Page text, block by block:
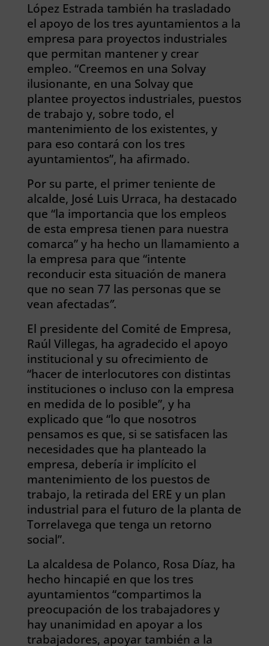
López Estrada también ha trasladado
el apoyo de los tres ayuntamientos a la
empresa para proyectos industriales
que permitan mantener y crear
empleo. “Creemos en una Solvay
ilusionante, en una Solvay que
plantee proyectos industriales, puestos
de trabajo y, sobre todo, el
mantenimiento de los existentes, y
para eso contará con los tres
ayuntamientos”, ha afirmado.
Por su parte, el primer teniente de
alcalde, José Luis Urraca, ha destacado
que “la importancia que los empleos
de esta empresa tienen para nuestra
comarca” y ha hecho un llamamiento a
la empresa para que “intente
reconducir esta situación de manera
que no sean 77 las personas que se
vean afectadas”.
El presidente del Comité de Empresa,
Raúl Villegas, ha agradecido el apoyo
institucional y su ofrecimiento de
“hacer de interlocutores con distintas
instituciones o incluso con la empresa
en medida de lo posible”, y ha
explicado que “lo que nosotros
pensamos es que, si se satisfacen las
necesidades que ha planteado la
empresa, debería ir implícito el
mantenimiento de los puestos de
trabajo, la retirada del ERE y un plan
industrial para el futuro de la planta de
Torrelavega que tenga un retorno
social”.
La alcaldesa de Polanco, Rosa Díaz, ha
hecho hincapié en que los tres
ayuntamientos “compartimos la
preocupación de los trabajadores y
hay unanimidad en apoyar a los
trabajadores, apoyar también a la